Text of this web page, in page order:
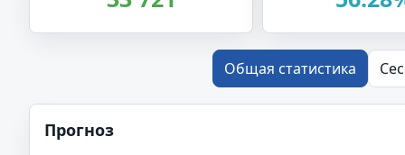
Общая статистика
Прогноз